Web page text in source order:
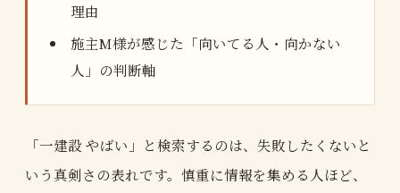
理由
施主M様が感じた「向いてる人・向かない
人」の判断軸
「一建設 やばい」と検索するのは、失敗したくないと
いう真剣さの表れです。慎重に情報を集める人ほど、